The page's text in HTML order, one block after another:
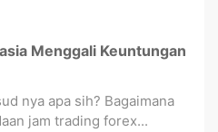
Menggali Keuntungan
nya apa sih? Bagaimana
jam trading forex...